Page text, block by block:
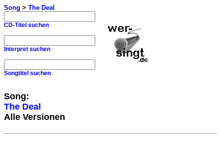
Song > The Deal
CD-Titel suchen
Interpret suchen
Songtitel suchen
Song:
The Deal
Alle Versionen